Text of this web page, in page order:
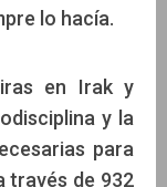
lo hacía.
en Irak y
y la
para
través de 932